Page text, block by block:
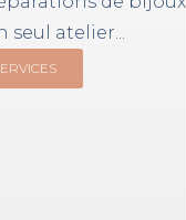
seul atelier...